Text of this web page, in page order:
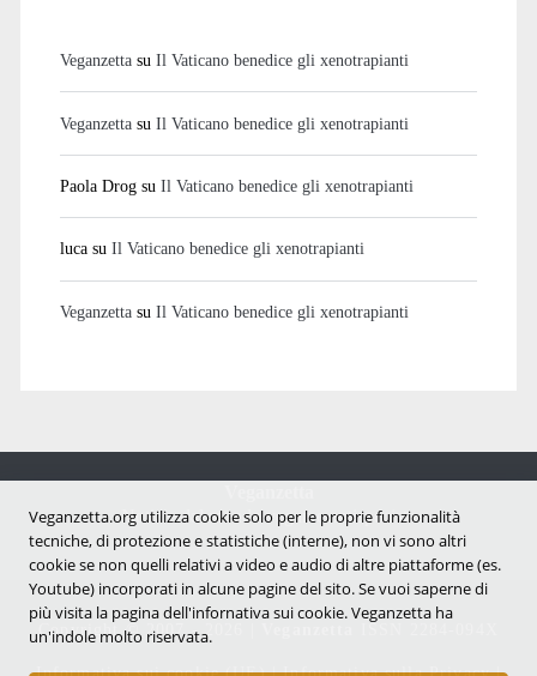
Veganzettasu Il Vaticano benedice gli xenotrapianti
Veganzettasu Il Vaticano benedice gli xenotrapianti
Paola Drogsu Il Vaticano benedice gli xenotrapianti
lucasu Il Vaticano benedice gli xenotrapianti
Veganzettasu Il Vaticano benedice gli xenotrapianti
Notizie dal mondo vegan e antispecista
Copyright © 2007 - 2026 |
Veganzetta.org utilizza cookie solo per le proprie funzionalità
tecniche, di protezione e statistiche (interne), non vi sono altri
cookie se non quelli relativi a video e audio di altre piattaforme (es.
Youtube) incorporati in alcune pagine del sito. Se vuoi saperne di
più visita la pagina dell'infornativa sui cookie. Veganzetta ha
un'indole molto riservata.